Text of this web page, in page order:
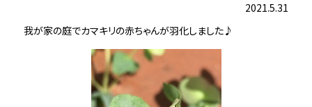
2021.5.31
我が家の庭でカマキリの赤ちゃんが羽化しました♪